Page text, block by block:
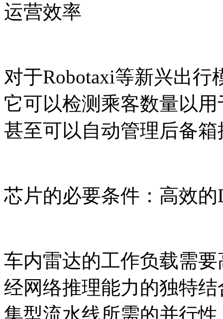
运营效率
对于Robotaxi等新兴出
它可以检测乘客数量以
甚至可以自动管理后备箱
芯片的必要条件：高效的
车内雷达的工作负载需
经网络推理能力的独特
集型流水线所需的并行